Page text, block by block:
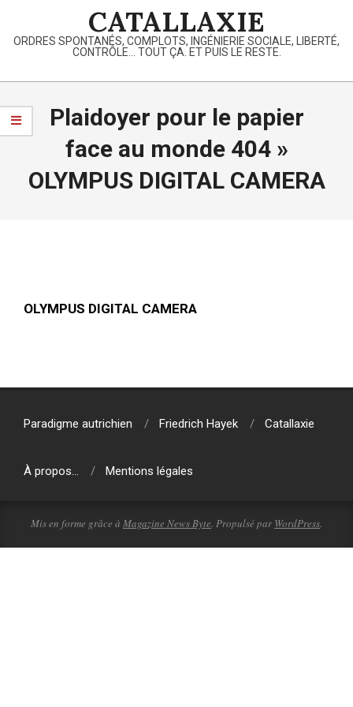
content
CATALLAXIE
ORDRES SPONTANÉS, COMPLOTS, INGÉNIERIE SOCIALE, LIBERTÉ,
CONTRÔLE… TOUT ÇA. ET PUIS LE RESTE.
Primary
Menu
Plaidoyer pour le papier
face au monde 404 »
OLYMPUS DIGITAL CAMERA
OLYMPUS DIGITAL CAMERA
03-
Paradigme autrichien
Friedrich Hayek Catallaxie
À propos… Mentions légales
Mis en forme grâce à Magazine News Byte. Propulsé par WordPress.